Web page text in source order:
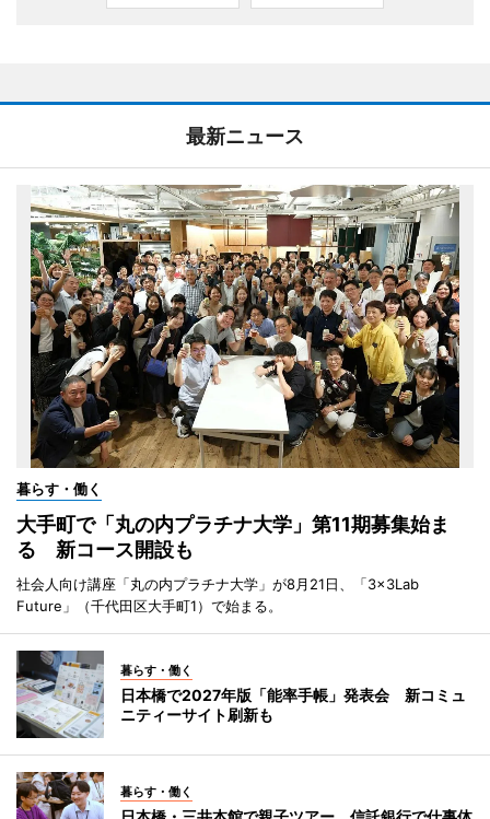
最新ニュース
暮らす・働く
大手町で「丸の内プラチナ大学」第11期募集始ま
る 新コース開設も
社会人向け講座「丸の内プラチナ大学」が8月21日、「3×3Lab
Future」（千代田区大手町1）で始まる。
暮らす・働く
日本橋で2027年版「能率手帳」発表会 新コミュ
ニティーサイト刷新も
暮らす・働く